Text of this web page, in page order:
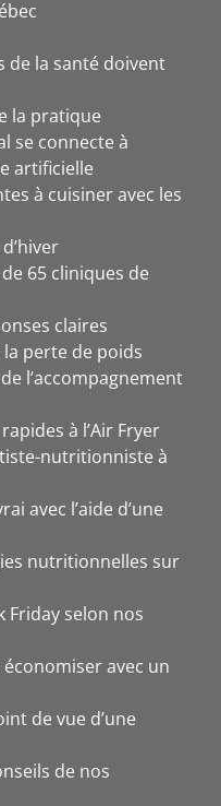
de la santé doivent
la pratique
se connecte à
artificielle
à cuisiner avec les
65 cliniques de
claires
la perte de poids
l’accompagnement
à l’Air Fryer
nutritionniste à
avec l’aide d’une
nutritionnelles sur
Friday selon nos
économiser avec un
de vue d’une
de nos